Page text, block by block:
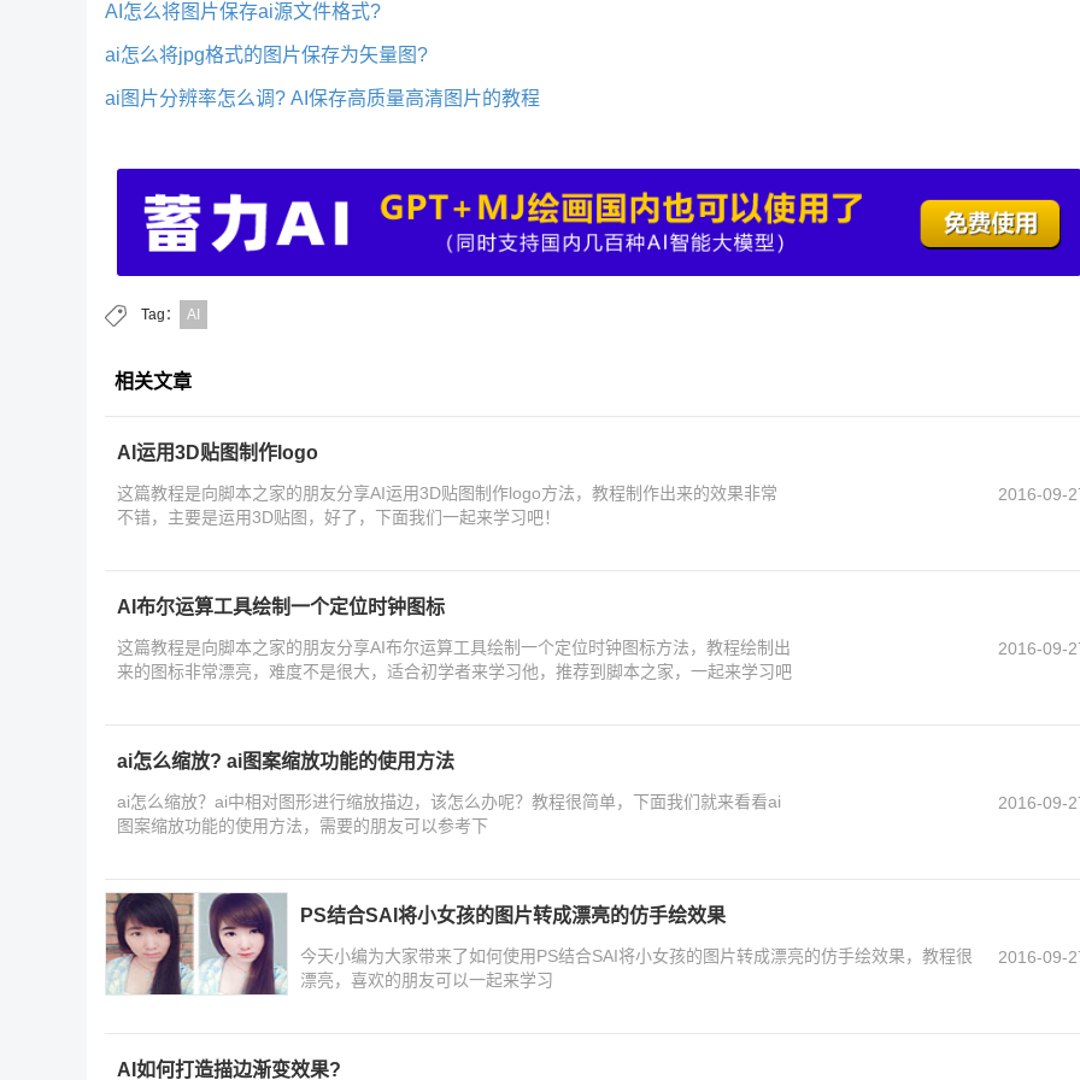
AI怎么将图片保存ai源文件格式?
ai怎么将jpg格式的图片保存为矢量图?
ai图片分辨率怎么调? AI保存高质量高清图片的教程
Tag： AI
相关文章
AI运用3D贴图制作logo
这篇教程是向脚本之家的朋友分享AI运用3D贴图制作logo方法，教程制作出来的效果非常
不错，主要是运用3D贴图，好了，下面我们一起来学习吧！
2016-09-
AI布尔运算工具绘制一个定位时钟图标
这篇教程是向脚本之家的朋友分享AI布尔运算工具绘制一个定位时钟图标方法，教程绘制出
来的图标非常漂亮，难度不是很大，适合初学者来学习他，推荐到脚本之家，一起来学习吧
2016-09-
ai怎么缩放? ai图案缩放功能的使用方法
ai怎么缩放？ai中相对图形进行缩放描边，该怎么办呢？教程很简单，下面我们就来看看ai
图案缩放功能的使用方法，需要的朋友可以参考下
2016-09-
PS结合SAI将小女孩的图片转成漂亮的仿手绘效果
今天小编为大家带来了如何使用PS结合SAI将小女孩的图片转成漂亮的仿手绘效果，教程很
漂亮，喜欢的朋友可以一起来学习
2016-09-
AI如何打造描边渐变效果?